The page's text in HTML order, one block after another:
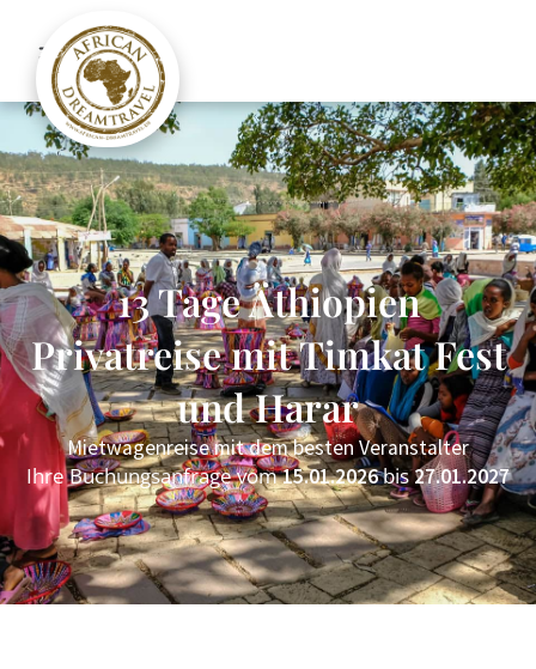
13 Tage Äthiopien
Privatreise mit Timkat Fest
und Harar
Mietwagenreise mit dem besten Veranstalter
Ihre Buchungsanfrage vom15.01.2026bis27.01.2027